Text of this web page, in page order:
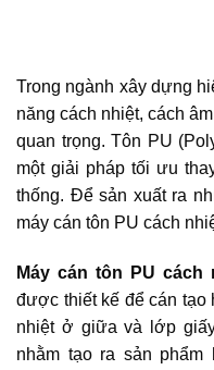
Trong ngành xây dựng
năng cách nhiệt, cách
quan trọng. Tôn PU
một giải pháp tối ưu
thống. Để sản xuất ra
máy cán tôn PU cách
Máy cán tôn PU cách
được thiết kế để cán
nhiệt ở giữa và lớp
nhằm tạo ra sản phẩm